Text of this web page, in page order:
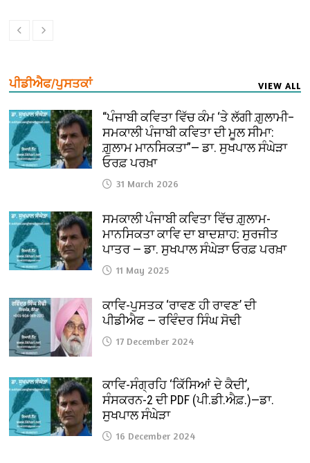
ਪੀਡੀਐਫ/ਪੁਸਤਕਾਂ VIEW ALL
“ਪੰਜਾਬੀ ਕਵਿਤਾ ਵਿੱਚ ਕੰਮ ‘ਤੇ ਲੱਗੀ ਗ਼ੁਲਾਮੀ–
ਸਮਕਾਲੀ ਪੰਜਾਬੀ ਕਵਿਤਾ ਦੀ ਮੂਲ ਸੀਮਾ:
ਗ਼ੁਲਾਮ ਮਾਨਸਿਕਤਾ”— ਡਾ. ਸੁਖਪਾਲ ਸੰਘੇੜਾ
ਓਰਫ਼ ਪਰਖ਼ਾ
31 March 2026
ਸਮਕਾਲੀ ਪੰਜਾਬੀ ਕਵਿਤਾ ਵਿੱਚ ਗ਼ੁਲਾਮ-
ਮਾਨਸਿਕਤਾ ਕਾਵਿ ਦਾ ਬਾਦਸ਼ਾਹ: ਸੁਰਜੀਤ
ਪਾਤਰ — ਡਾ. ਸੁਖਪਾਲ ਸੰਘੇੜਾ ਓਰਫ਼ ਪਰਖ਼ਾ
11 May 2025
ਕਾਵਿ-ਪੁਸਤਕ ‘ਰਾਵਣ ਹੀ ਰਾਵਣ’ ਦੀ
ਪੀਡੀਐਫ — ਰਵਿੰਦਰ ਸਿੰਘ ਸੋਢੀ
17 December 2024
ਕਾਵਿ-ਸੰਗ੍ਰਹਿ ‘ਕਿੱਸਿਆਂ ਦੇ ਕੈਦੀ’,
ਸੰਸਕਰਨ-2 ਦੀ PDF (ਪੀ.ਡੀ.ਐਫ਼.)—ਡਾ.
ਸੁਖਪਾਲ ਸੰਘੇੜਾ
16 December 2024